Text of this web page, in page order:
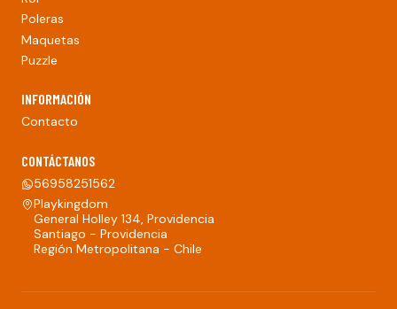
Poleras
Maquetas
Puzzle
INFORMACIÓN
Contacto
CONTÁCTANOS
56958251562
Playkingdom
General Holley 134, Providencia
Santiago - Providencia
Región Metropolitana - Chile